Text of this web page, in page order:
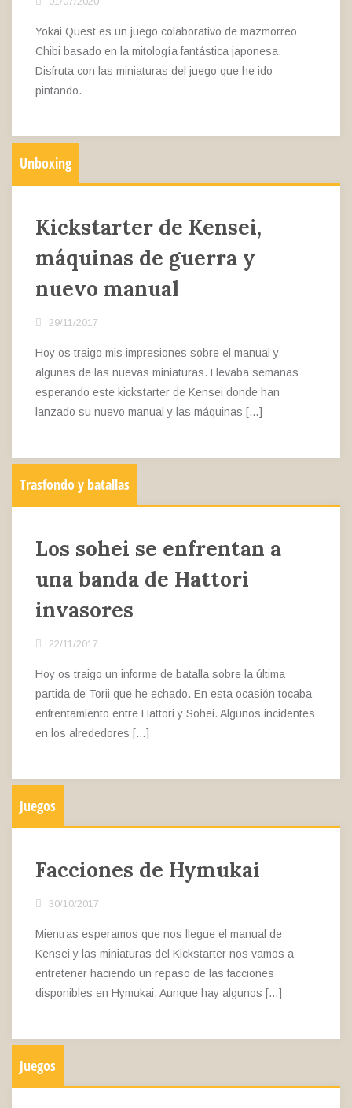
Yokai Quest es un juego colaborativo de mazmorreo
Chibi basado en la mitología fantástica japonesa.
Disfruta con las miniaturas del juego que he ido
pintando.
Unboxing
Kickstarter de Kensei,
máquinas de guerra y
nuevo manual
29/11/2017
Hoy os traigo mis impresiones sobre el manual y
algunas de las nuevas miniaturas. Llevaba semanas
esperando este kickstarter de Kensei donde han
lanzado su nuevo manual y las máquinas […]
Trasfondo y batallas
Los sohei se enfrentan a
una banda de Hattori
invasores
22/11/2017
Hoy os traigo un informe de batalla sobre la última
partida de Torii que he echado. En esta ocasión tocaba
enfrentamiento entre Hattori y Sohei. Algunos incidentes
en los alrededores […]
Juegos
Facciones de Hymukai
30/10/2017
Mientras esperamos que nos llegue el manual de
Kensei y las miniaturas del Kickstarter nos vamos a
entretener haciendo un repaso de las facciones
disponibles en Hymukai. Aunque hay algunos […]
Juegos